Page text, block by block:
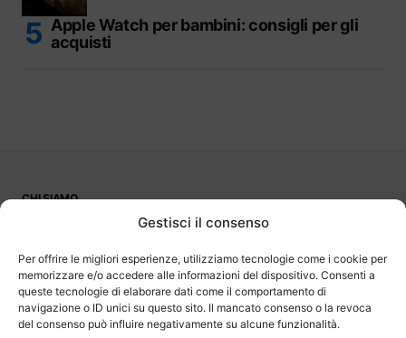
Gestisci il consenso
Per offrire le migliori esperienze, utilizziamo tecnologie come i cookie per
memorizzare e/o accedere alle informazioni del dispositivo. Consenti a
queste tecnologie di elaborare dati come il comportamento di
navigazione o ID unici su questo sito. Il mancato consenso o la revoca
del consenso può influire negativamente su alcune funzionalità.
Apple Watch per bambini: consigli per gli
acquisti
CHI SIAMO